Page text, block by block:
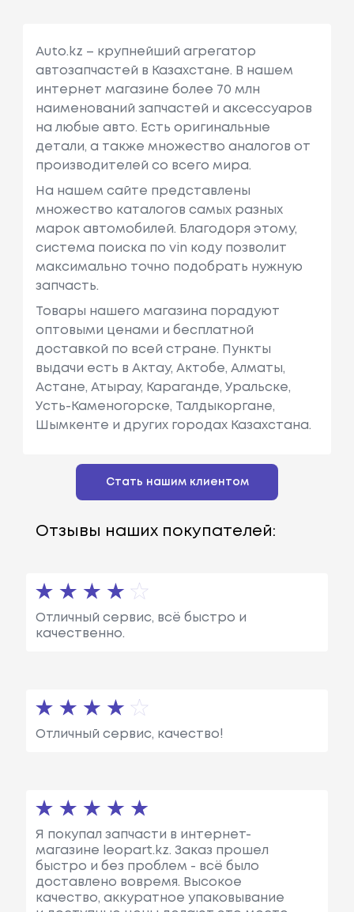
Auto.kz – крупнейший агрегатор
автозапчастей в Казахстане. В нашем
интернет магазине более 70 млн
наименований запчастей и аксессуаров
на любые авто. Есть оригинальные
детали, а также множество аналогов от
производителей со всего мира.
На нашем сайте представлены
множество каталогов самых разных
марок автомобилей. Благодоря этому,
система поиска по vin коду позволит
максимально точно подобрать нужную
запчасть.
Товары нашего магазина порадуют
оптовыми ценами и бесплатной
доставкой по всей стране. Пункты
выдачи есть в Актау, Актобе, Алматы,
Астане, Атырау, Караганде, Уральске,
Усть-Каменогорске, Талдыкоргане,
Шымкенте и других городах Казахстана.
Стать нашим клиентом
Отзывы наших покупателей:
Отличный сервис, всё быстро и
качественно.
Отличный сервис, качество!
Я покупал запчасти в интернет-
магазине leopart.kz. Заказ прошел
быстро и без проблем - всё было
доставлено вовремя. Высокое
качество, аккуратное упаковывание